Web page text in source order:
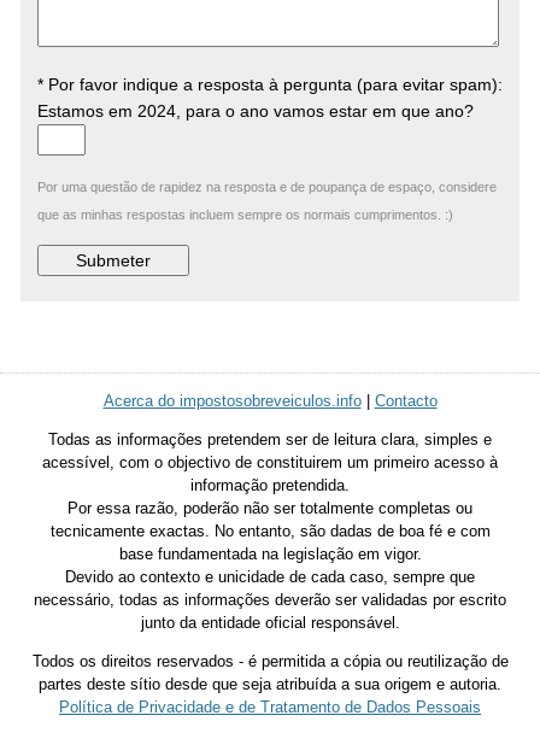
* Por favor indique a resposta à pergunta (para evitar spam):
Estamos em 2024, para o ano vamos estar em que ano?
Por uma questão de rapidez na resposta e de poupança de espaço, considere
que as minhas respostas incluem sempre os normais cumprimentos. :)
Acerca do impostosobreveiculos.info| Contacto
Todas as informações pretendem ser de leitura clara, simples e
acessível, com o objectivo de constituirem um primeiro acesso à
informação pretendida.
Por essa razão, poderão não ser totalmente completas ou
tecnicamente exactas. No entanto, são dadas de boa fé e com
base fundamentada na legislação em vigor.
Devido ao contexto e unicidade de cada caso, sempre que
necessário, todas as informações deverão ser validadas por escrito
junto da entidade oficial responsável.
Todos os direitos reservados - é permitida a cópia ou reutilização de
partes deste sítio desde que seja atribuída a sua origem e autoria.
Política de Privacidade e de Tratamento de Dados Pessoais